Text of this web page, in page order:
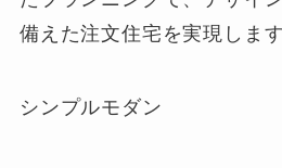
備えた注文住宅を実現します
シンプルモダン